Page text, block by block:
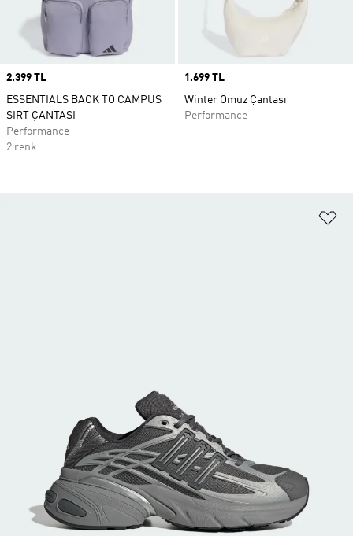
Price
2.399 TL
ESSENTIALS BACK TO CAMPUS
SIRT ÇANTASI
Performance
2 renk
Price
1.699 TL
Winter Omuz Çantası
Performance